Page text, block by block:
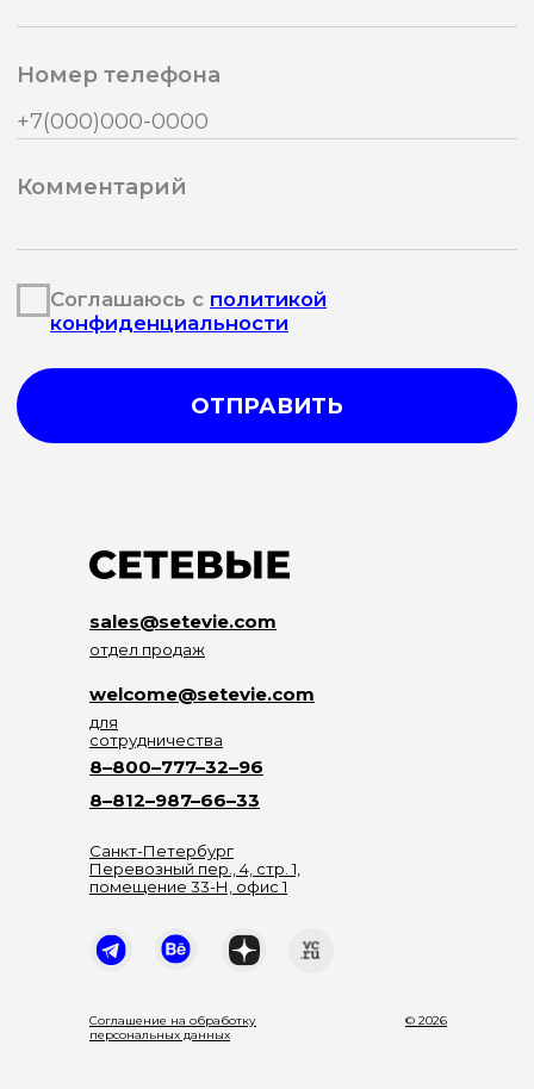
Санкт-Петербург
Перевозный пер., 4, стр. 1,
помещение 33-Н, офис 1
отдел продаж
8–812–987–66–33
8–800–777–32–96
sales@setevie.com
© 2026
Соглашение на обработку
персональных данных
для
сотрудничества
welcome@setevie.com